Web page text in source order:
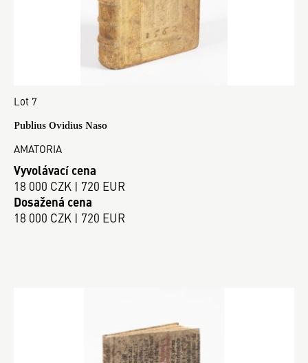
Lot 7
Publius Ovidius Naso
AMATORIA
Vyvolávací cena
18 000 CZK | 720 EUR
Dosažená cena
18 000 CZK | 720 EUR